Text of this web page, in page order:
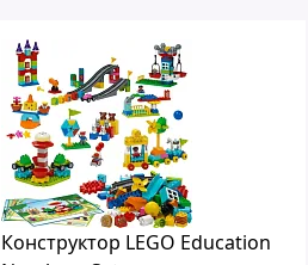
Конструктор LEGO Education